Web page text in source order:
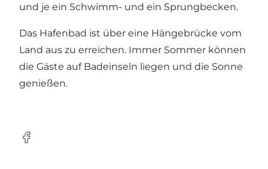
und je ein Schwimm- und ein Sprungbecken.
Das Hafenbad ist über eine Hängebrücke vom
Land aus zu erreichen. Immer Sommer können
die Gäste auf Badeinseln liegen und die Sonne
genießen.
Facebook